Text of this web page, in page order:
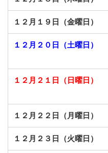
１２月１９日（金曜日）
１２月２０日（土曜日）
１２月２１日（日曜日）
１２月２２日（月曜日）
１２月２３日（火曜日）